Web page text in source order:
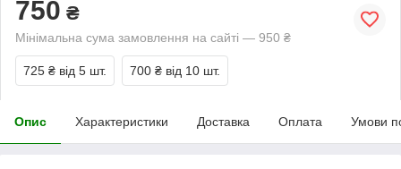
750 ₴
Мінімальна сума замовлення на сайті — 950 ₴
725 ₴ від 5 шт. 700 ₴ від 10 шт.
Опис Характеристики Доставка Оплата Умови